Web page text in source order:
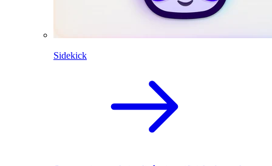
Sidekick